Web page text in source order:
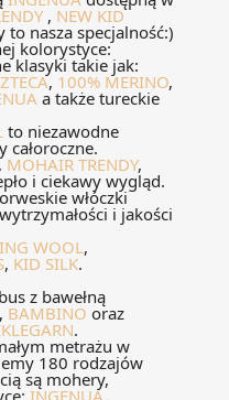
, NEW KID
to nasza specjalność:)
kolorystyce:
klasyki takie jak:
, 100% MERINO,
a także tureckie
to niezawodne
całoroczne.
MOHAIR TRENDY,
i ciekawy wygląd.
włóczki
i jakości
WOOL,
, KID SILK.
z bawełną
, BAMBINO oraz
.
metrażu w
180 rodzajów
są mohery,
INGENUA,